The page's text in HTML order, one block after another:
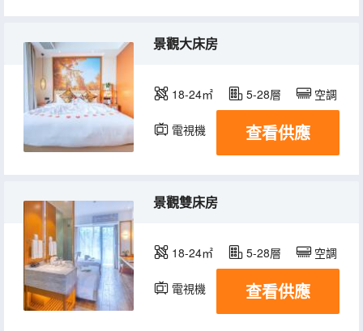
景觀大床房
18-24㎡ 5-28層 空調
電視機 查看供應
景觀雙床房
18-24㎡ 5-28層 空調
電視機 查看供應